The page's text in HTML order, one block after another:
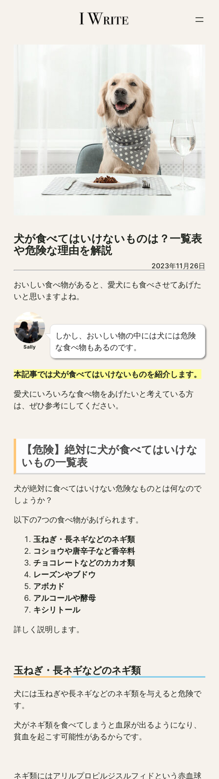
犬が食べてはいけないものは？一覧表
や危険な理由を解説
2023年11月26日
おいしい食べ物があると、愛犬にも食べさせてあげた
いと思いますよね。
Sally
しかし、おいしい物の中には犬には危険
な食べ物もあるのです。
本記事では犬が食べてはいけないものを紹介します。
愛犬にいろいろな食べ物をあげたいと考えている方
は、ぜひ参考にしてください。
【危険】絶対に犬が食べてはいけな
いもの一覧表
犬が絶対に食べてはいけない危険なものとは何なので
しょうか？
以下の7つの食べ物があげられます。
玉ねぎ・長ネギなどのネギ類
コショウや唐辛子など香辛料
チョコレートなどのカカオ類
レーズンやブドウ
アボカド
アルコールや酵母
キシリトール
詳しく説明します。
玉ねぎ・長ネギなどのネギ類
犬には玉ねぎや長ネギなどのネギ類を与えると危険で
す。
犬がネギ類を食べてしまうと血尿が出るようになり、
貧血を起こす可能性があるからです。
ネギ類にはアリルプロピルジスルフィドという赤血球